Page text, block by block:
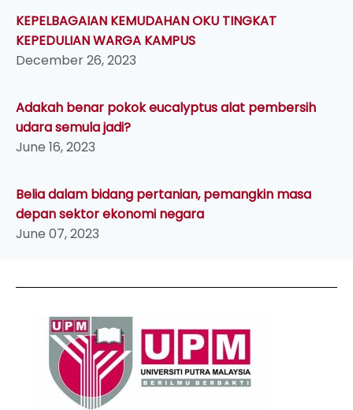
KEPELBAGAIAN KEMUDAHAN OKU TINGKAT
KEPEDULIAN WARGA KAMPUS
December 26, 2023
Adakah benar pokok eucalyptus alat pembersih
udara semula jadi?
June 16, 2023
Belia dalam bidang pertanian, pemangkin masa
depan sektor ekonomi negara
June 07, 2023